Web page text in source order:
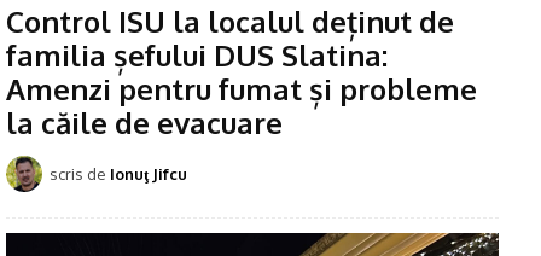
Control ISU la localul deținut de
familia șefului DUS Slatina:
Amenzi pentru fumat și probleme
la căile de evacuare
scris de Ionuţ Jifcu